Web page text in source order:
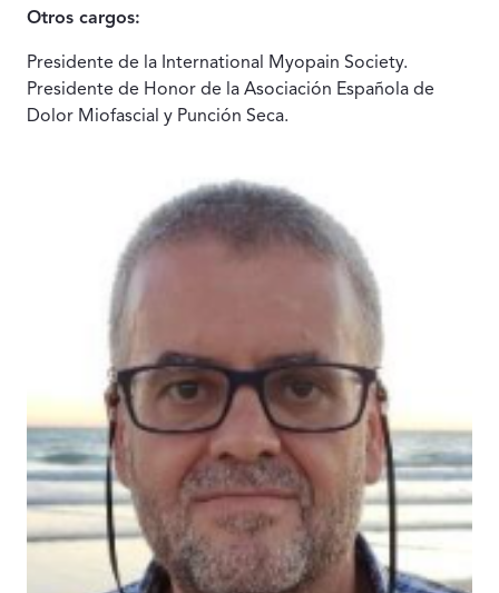
Otros cargos:
Presidente de la International Myopain Society.
Presidente de Honor de la Asociación Española de
Dolor Miofascial y Punción Seca.